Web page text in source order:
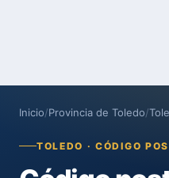
Inicio/Provincia de Toledo/
TOLEDO · CÓDIGO